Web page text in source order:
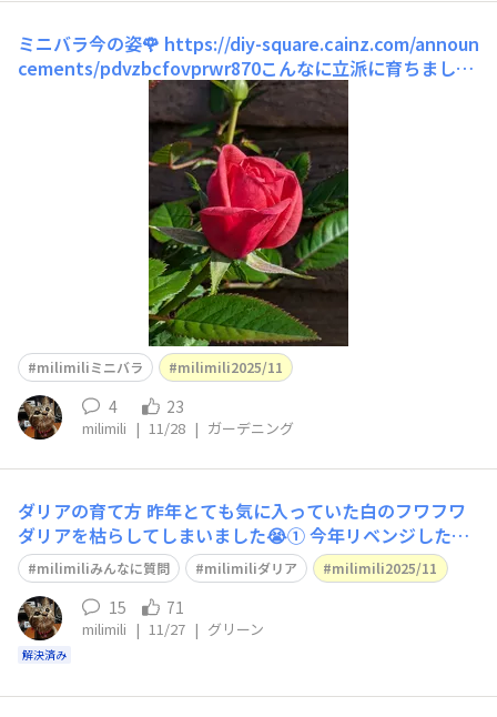
ミニバラ今の姿🌹 https://diy-square.cainz.com/announ
cements/pdvzbcfovprwr870こんなに立派に育ちまし
た‼️😆 そろそろ植え替えしなきゃですよね😉冬の剪定の
時に一緒にしようと思います🎶可愛い😍親はこちらです
↑蕾が一杯😍💕 mahalo♡
milimiliミニバラ milimili2025/11
4 23
milimili | 11/28 | ガーデニング
ダリアの育て方 昨年とても気に入っていた白のフワフワ
ダリアを枯らしてしまいました😭① 今年リベンジしたく
て寄せ植えバイキングで白のダリアをお迎えし② 今は葉
っぱがこんなに元気なのですが③これからどうしたらいい
のでしょうか？ 掘り上げる？ そのままで置いておく？ そ
のままでも寄せ植えしているので、おひとり様にしないと
milimiliみんなに質問 milimiliダリア milimili2025/11
解決済み
15 71
milimili | 11/27 | グリーン